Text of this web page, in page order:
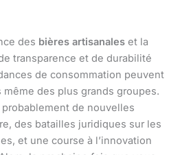
des bières artisanales et la
transparence et de durabilité
de consommation peuvent
des plus grands groupes.
probablement de nouvelles
des batailles juridiques sur les
et une course à l’innovation